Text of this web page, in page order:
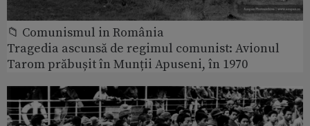
📁 Comunismul in România
Tragedia ascunsă de regimul comunist: Avionul
Tarom prăbușit în Munții Apuseni, în 1970